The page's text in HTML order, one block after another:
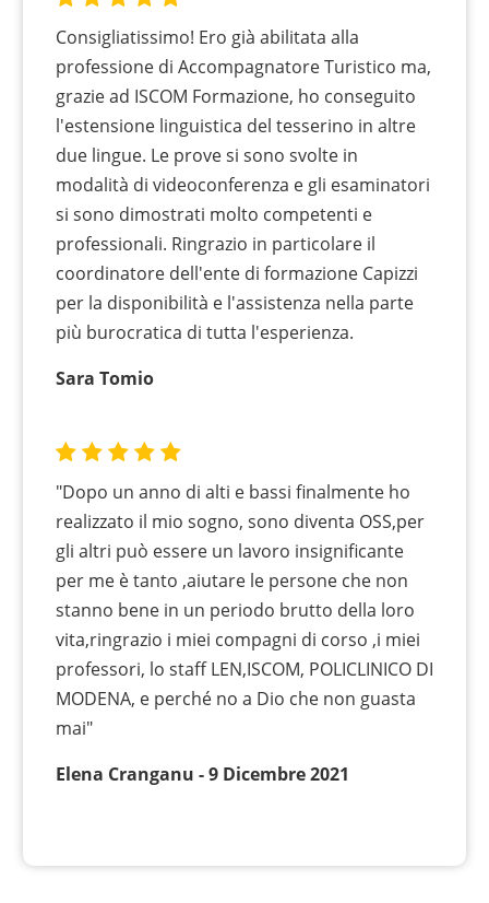
Consigliatissimo! Ero già abilitata alla
professione di Accompagnatore Turistico ma,
grazie ad ISCOM Formazione, ho conseguito
l'estensione linguistica del tesserino in altre
due lingue. Le prove si sono svolte in
modalità di videoconferenza e gli esaminatori
si sono dimostrati molto competenti e
professionali. Ringrazio in particolare il
coordinatore dell'ente di formazione Capizzi
per la disponibilità e l'assistenza nella parte
più burocratica di tutta l'esperienza.
Sara Tomio
"Dopo un anno di alti e bassi finalmente ho
realizzato il mio sogno, sono diventa OSS,per
gli altri può essere un lavoro insignificante
per me è tanto ,aiutare le persone che non
stanno bene in un periodo brutto della loro
vita,ringrazio i miei compagni di corso ,i miei
professori, lo staff LEN,ISCOM, POLICLINICO DI
MODENA, e perché no a Dio che non guasta
mai"
Elena Cranganu - 9 Dicembre 2021